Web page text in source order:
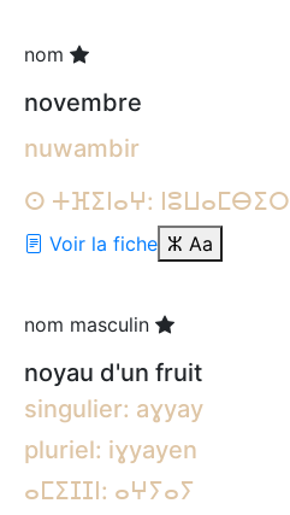
nom
novembre
nuwambir
ⵙ ⵜⴼⵉⵏⴰⵖ: ⵏⵓⵡⴰⵎⴱⵉⵔ
Voir la fiche ⵣ Aa
nom masculin
noyau d'un fruit
singulier: aɣyay
pluriel: iɣyayen
ⴰⵎⵉⵊⵊⵏ: ⴰⵖⵢⴰⵢ